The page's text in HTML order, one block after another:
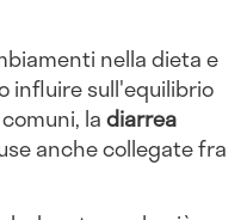
nella dieta e
influire sull'equilibrio
ladiarrea
anche collegate fra